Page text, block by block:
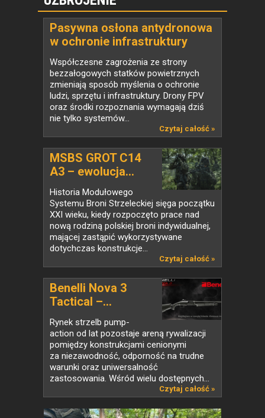
Pasywna osłona antydronowa
w ochronie infrastruktury
krytycznej
Współczesne zagrożenia ze strony
bezzałogowych statków powietrznych
zmieniają sposób myślenia o ochronie
ludzi, sprzętu i infrastruktury. Drony FPV
oraz środki rozpoznania wymagają dziś
nie tylko systemów...
Czytaj całość »
MSBS GROT C14
A3 – ewolucja...
Historia Modułowego
Systemu Broni Strzeleckiej sięga początku
XXI wieku, kiedy rozpoczęto prace nad
nową rodziną polskiej broni indywidualnej,
mającej zastąpić wykorzystywane
dotychczas konstrukcje...
Czytaj całość »
Benelli Nova 3
Tactical –...
Rynek strzelb pump-
action od lat pozostaje areną rywalizacji
pomiędzy konstrukcjami cenionymi
za niezawodność, odporność na trudne
warunki oraz uniwersalność
zastosowania. Wśród wielu dostępnych...
Czytaj całość »